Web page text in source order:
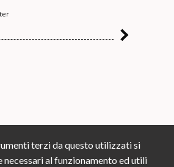
terzi da questo utilizzati si
al funzionamento ed utili